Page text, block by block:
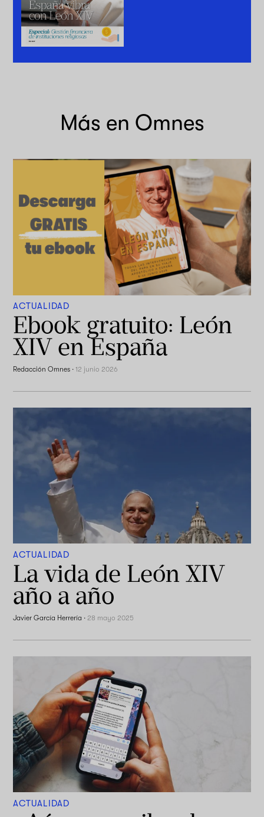
Más en Omnes
ACTUALIDAD
Ebook gratuito: León
XIV en España
Redacción Omnes ·12 junio 2026
ACTUALIDAD
La vida de León XIV
año a año
Javier García Herrería · 28 mayo 2025
ACTUALIDAD